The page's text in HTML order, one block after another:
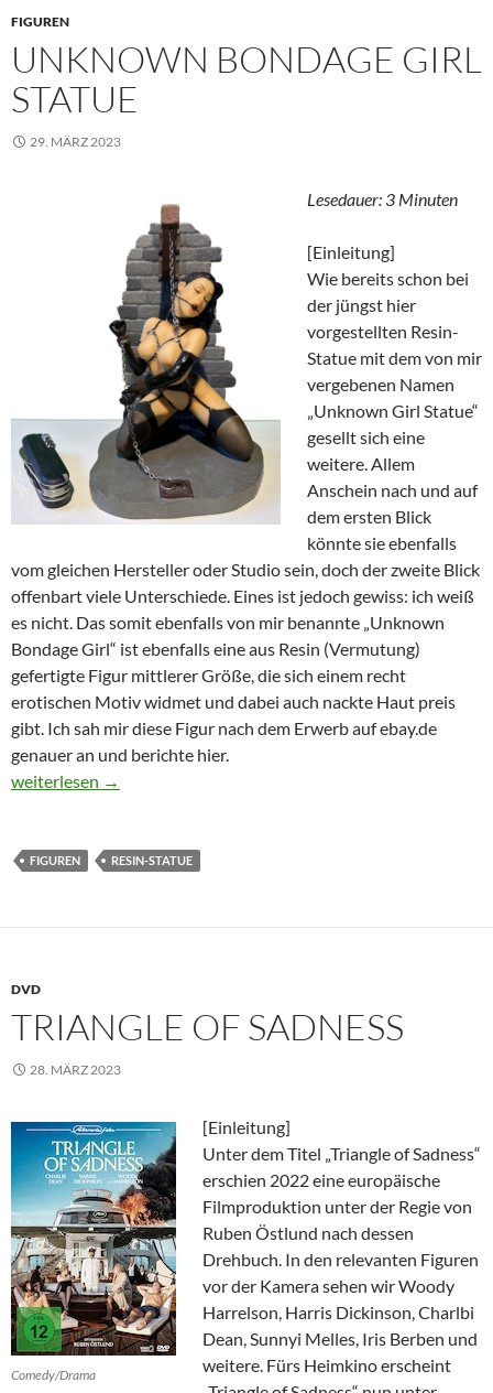
FIGUREN
UNKNOWN BONDAGE GIRL
STATUE
29. MÄRZ 2023
Lesedauer: 3 Minuten
[Einleitung]
Wie bereits schon bei
der jüngst hier
vorgestellten Resin-
Statue mit dem von mir
vergebenen Namen
„Unknown Girl Statue“
gesellt sich eine
weitere. Allem
Anschein nach und auf
dem ersten Blick
könnte sie ebenfalls
vom gleichen Hersteller oder Studio sein, doch der zweite Blick
offenbart viele Unterschiede. Eines ist jedoch gewiss: ich weiß
es nicht. Das somit ebenfalls von mir benannte „Unknown
Bondage Girl“ ist ebenfalls eine aus Resin (Vermutung)
gefertigte Figur mittlerer Größe, die sich einem recht
erotischen Motiv widmet und dabei auch nackte Haut preis
gibt. Ich sah mir diese Figur nach dem Erwerb auf ebay.de
genauer an und berichte hier.
Unknown Bondage Girl Statue
weiterlesen →
FIGUREN RESIN-STATUE
DVD
TRIANGLE OF SADNESS
28. MÄRZ 2023
Comedy/Drama
[Einleitung]
Unter dem Titel „Triangle of Sadness“
erschien 2022 eine europäische
Filmproduktion unter der Regie von
Ruben Östlund nach dessen
Drehbuch. In den relevanten Figuren
vor der Kamera sehen wir Woody
Harrelson, Harris Dickinson, Charlbi
Dean, Sunnyi Melles, Iris Berben und
weitere. Fürs Heimkino erscheint